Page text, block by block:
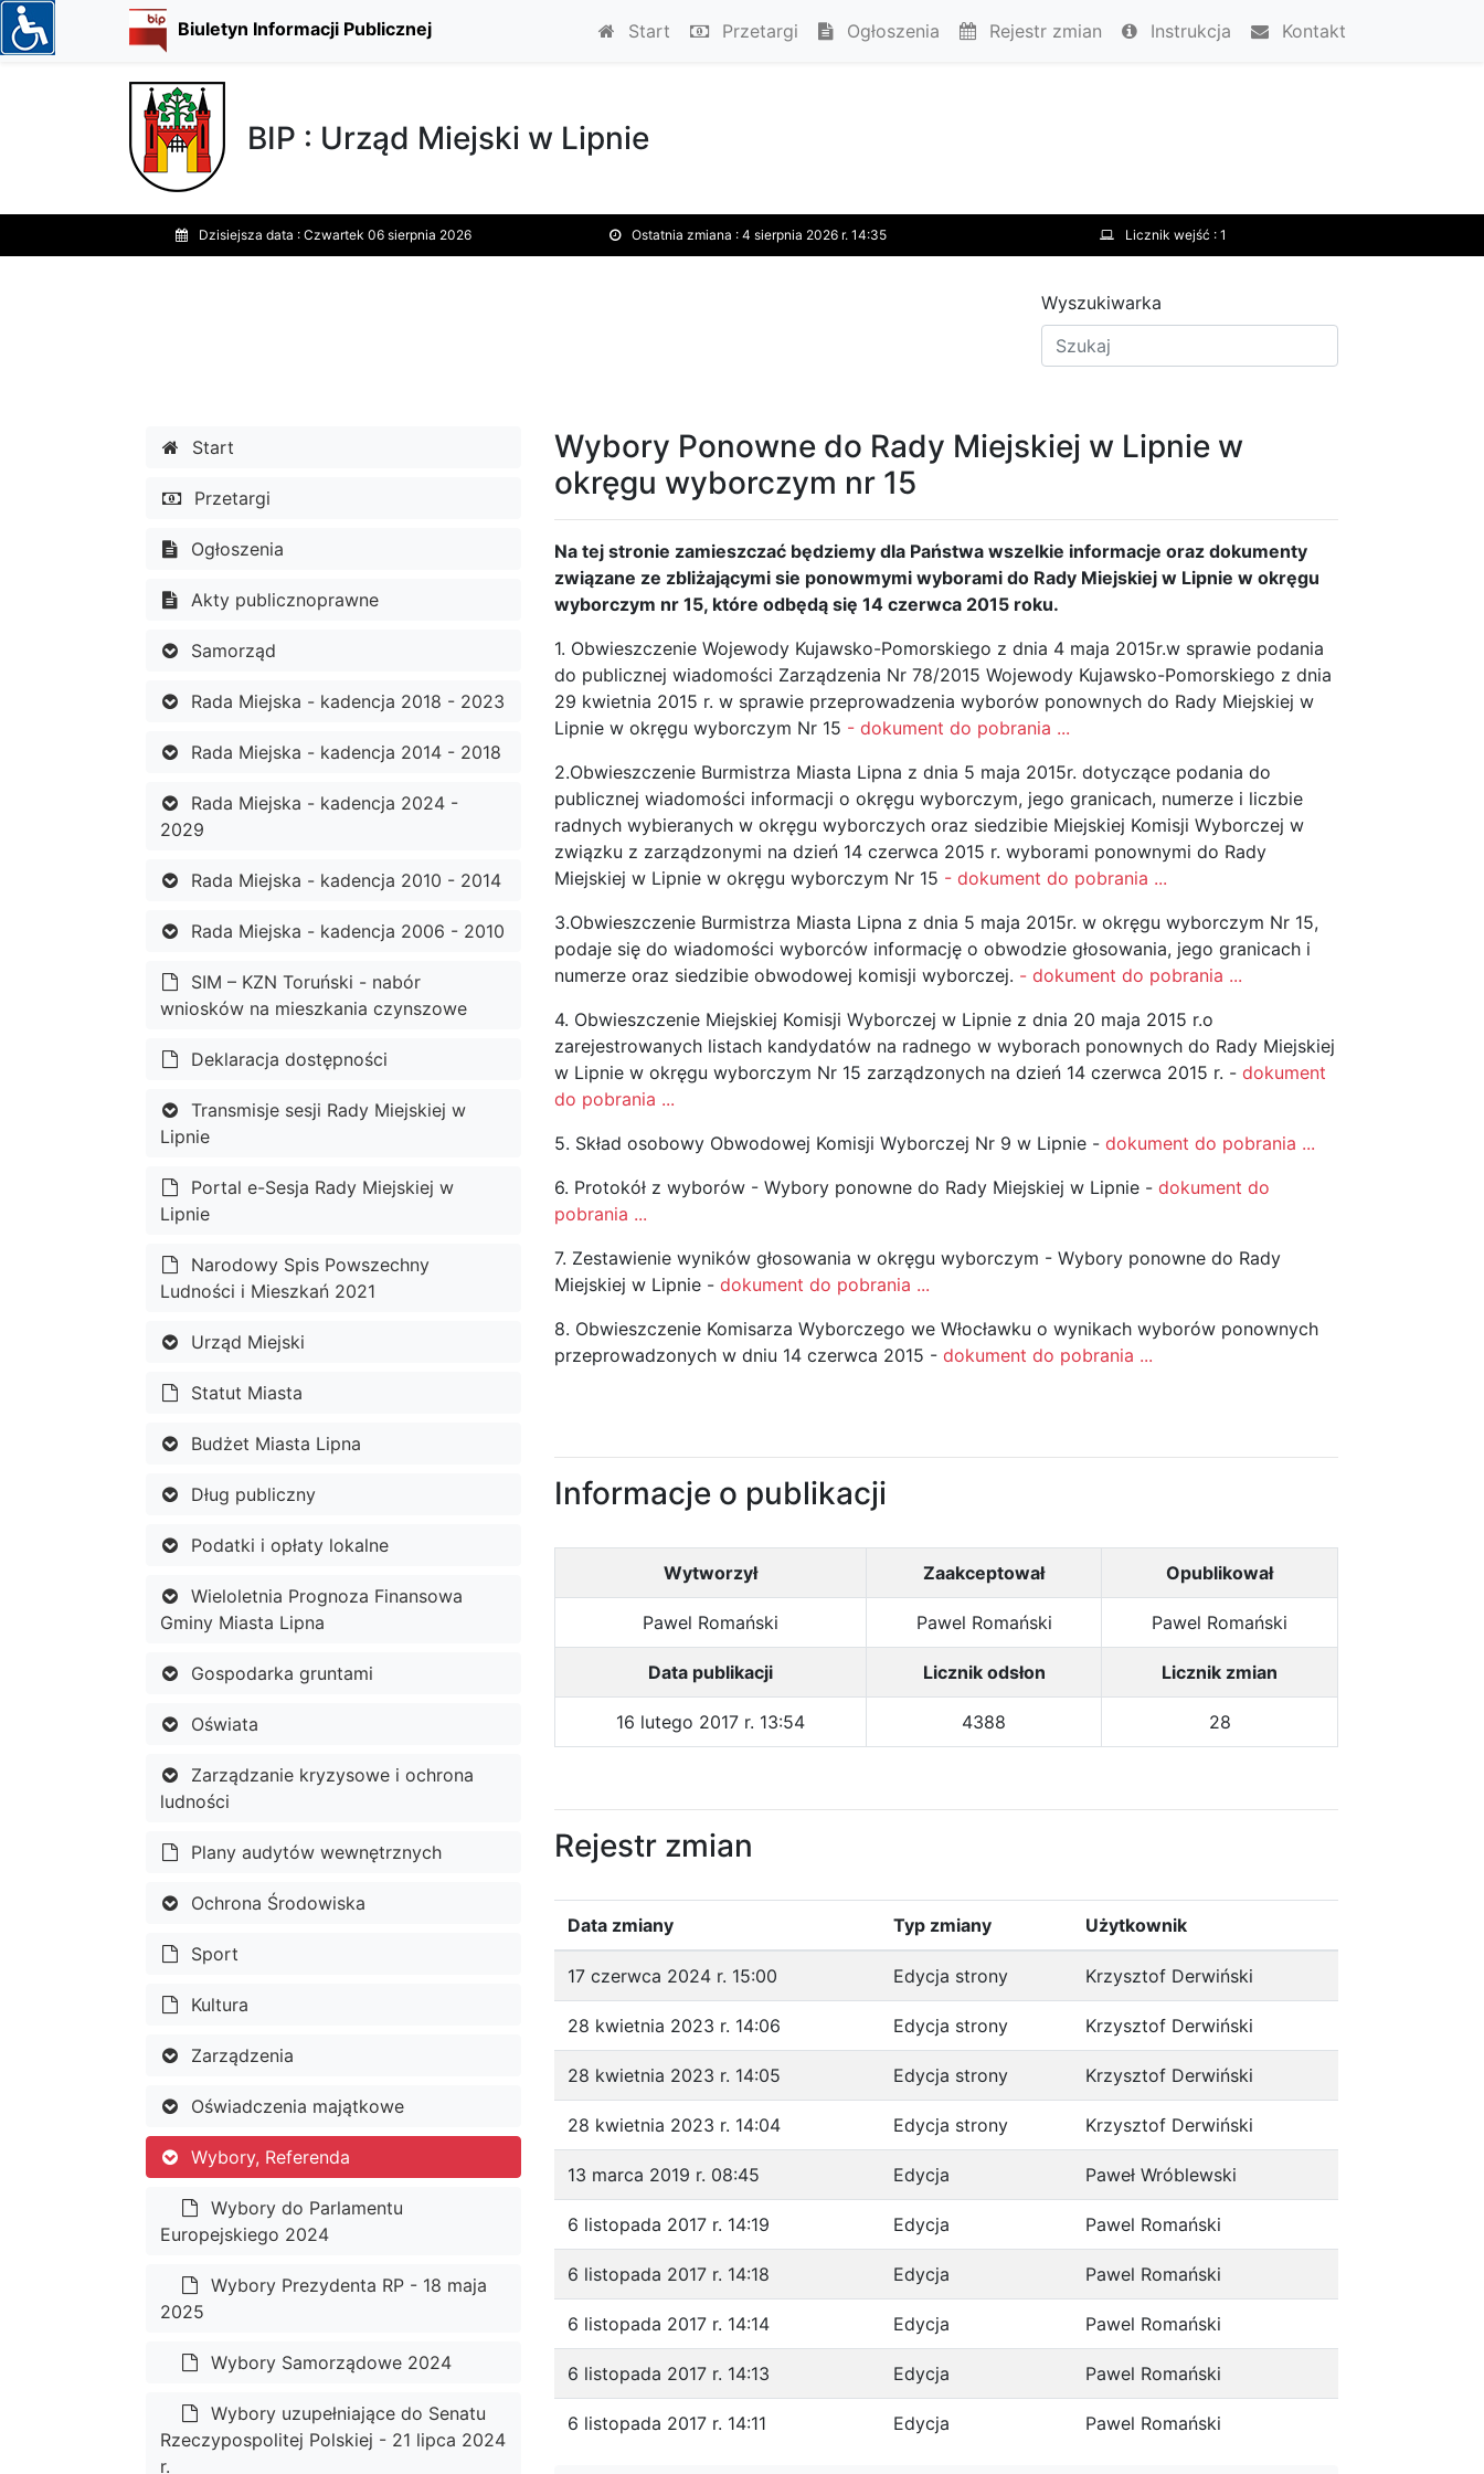
Biuletyn Informacji Publicznej Start Przetargi Ogłoszenia Rejestr zmian Instrukcja Kontakt
BIP : Urząd Miejski w Lipnie
Dzisiejsza data : Czwartek 06 sierpnia 2026 Ostatnia zmiana : 4 sierpnia 2026 r. 14:35 Licznik wejść : 1
Wyszukiwarka
Start
Przetargi
Ogłoszenia
Akty publicznoprawne
Samorząd
Rada Miejska - kadencja 2018 - 2023
Rada Miejska - kadencja 2014 - 2018
Rada Miejska - kadencja 2024 -
2029
Rada Miejska - kadencja 2010 - 2014
Rada Miejska - kadencja 2006 - 2010
SIM – KZN Toruński - nabór
wniosków na mieszkania czynszowe
Deklaracja dostępności
Transmisje sesji Rady Miejskiej w
Lipnie
Portal e-Sesja Rady Miejskiej w
Lipnie
Narodowy Spis Powszechny
Ludności i Mieszkań 2021
Urząd Miejski
Statut Miasta
Budżet Miasta Lipna
Dług publiczny
Podatki i opłaty lokalne
Wieloletnia Prognoza Finansowa
Gminy Miasta Lipna
Gospodarka gruntami
Oświata
Zarządzanie kryzysowe i ochrona
ludności
Plany audytów wewnętrznych
Ochrona Środowiska
Sport
Kultura
Zarządzenia
Oświadczenia majątkowe
Wybory, Referenda
Wybory do Parlamentu
Europejskiego 2024
Wybory Prezydenta RP - 18 maja
2025
Wybory Samorządowe 2024
Wybory uzupełniające do Senatu
Rzeczypospolitej Polskiej - 21 lipca 2024
r.
Wybory Ponowne do Rady Miejskiej w Lipnie w
okręgu wyborczym nr 15
Na tej stronie zamieszczać będziemy dla Państwa wszelkie informacje oraz dokumenty
związane ze zbliżającymi sie ponowmymi wyborami do Rady Miejskiej w Lipnie w okręgu
wyborczym nr 15, które odbędą się 14 czerwca 2015 roku.
1. Obwieszczenie Wojewody Kujawsko-Pomorskiego z dnia 4 maja 2015r.w sprawie podania
do publicznej wiadomości Zarządzenia Nr 78/2015 Wojewody Kujawsko-Pomorskiego z dnia
29 kwietnia 2015 r. w sprawie przeprowadzenia wyborów ponownych do Rady Miejskiej w
Lipnie w okręgu wyborczym Nr 15 - dokument do pobrania ...
2.Obwieszczenie Burmistrza Miasta Lipna z dnia 5 maja 2015r. dotyczące podania do
publicznej wiadomości informacji o okręgu wyborczym, jego granicach, numerze i liczbie
radnych wybieranych w okręgu wyborczych oraz siedzibie Miejskiej Komisji Wyborczej w
związku z zarządzonymi na dzień 14 czerwca 2015 r. wyborami ponownymi do Rady
Miejskiej w Lipnie w okręgu wyborczym Nr 15 - dokument do pobrania ...
3.Obwieszczenie Burmistrza Miasta Lipna z dnia 5 maja 2015r. w okręgu wyborczym Nr 15,
podaje się do wiadomości wyborców informację o obwodzie głosowania, jego granicach i
numerze oraz siedzibie obwodowej komisji wyborczej. - dokument do pobrania ...
4. Obwieszczenie Miejskiej Komisji Wyborczej w Lipnie z dnia 20 maja 2015 r.o
zarejestrowanych listach kandydatów na radnego w wyborach ponownych do Rady Miejskiej
w Lipnie w okręgu wyborczym Nr 15 zarządzonych na dzień 14 czerwca 2015 r. - dokument
do pobrania ...
5. Skład osobowy Obwodowej Komisji Wyborczej Nr 9 w Lipnie - dokument do pobrania ...
6. Protokół z wyborów - Wybory ponowne do Rady Miejskiej w Lipnie - dokument do
pobrania ...
7. Zestawienie wyników głosowania w okręgu wyborczym - Wybory ponowne do Rady
Miejskiej w Lipnie - dokument do pobrania ...
8. Obwieszczenie Komisarza Wyborczego we Włocławku o wynikach wyborów ponownych
przeprowadzonych w dniu 14 czerwca 2015 - dokument do pobrania ...
Informacje o publikacji
Wytworzył Zaakceptował Opublikował
Pawel Romański Pawel Romański Pawel Romański
Data publikacji Licznik odsłon Licznik zmian
16 lutego 2017 r. 13:54 4388 28
Rejestr zmian
Data zmiany Typ zmiany Użytkownik
17 czerwca 2024 r. 15:00 Edycja strony Krzysztof Derwiński
28 kwietnia 2023 r. 14:06 Edycja strony Krzysztof Derwiński
28 kwietnia 2023 r. 14:05 Edycja strony Krzysztof Derwiński
28 kwietnia 2023 r. 14:04 Edycja strony Krzysztof Derwiński
13 marca 2019 r. 08:45 Edycja Paweł Wróblewski
6 listopada 2017 r. 14:19 Edycja Pawel Romański
6 listopada 2017 r. 14:18 Edycja Pawel Romański
6 listopada 2017 r. 14:14 Edycja Pawel Romański
6 listopada 2017 r. 14:13 Edycja Pawel Romański
6 listopada 2017 r. 14:11 Edycja Pawel Romański